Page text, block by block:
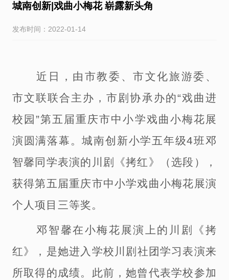
城南创新|戏曲小梅花 崭露新头角
发布时间：2022-01-14
近日，由市教委、市文化旅游委、
市文联联合主办，市剧协承办的“戏曲进
校园”第五届重庆市中小学戏曲小梅花展
演圆满落幕 。城南创新小学五年级4班邓
智馨同学表演的川剧《拷红》 （选段 ）
，
获得第五届重庆市中小学戏曲小梅花展演
个人项目三等奖。
邓智馨在小梅花展演上的 川剧《拷
红》，是她进入学校川剧社团学习表演来
所取得的成绩。此前，她曾代表学校参加